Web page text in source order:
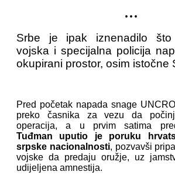
...
Srbe je ipak iznenadilo
vojska i specijalna policija
okupirani prostor, osim istočne
Pred početak napada snage
preko časnika za vezu da
operacija, a u prvim satima
Tuđman uputio je poruku
srpske nacionalnosti, pozvavši
vojske da predaju oružje, uz
udijeljena amnestija.